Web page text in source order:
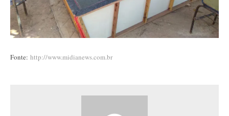
Fonte: http://www.midianews.com.br